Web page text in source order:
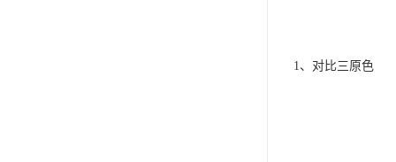
1、对比三原色